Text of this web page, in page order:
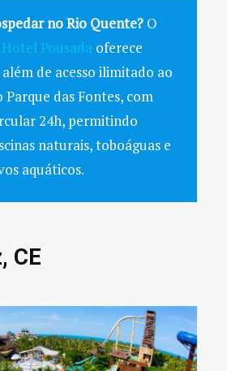
no Rio Quente? O
Pousada oferece
de acesso ilimitado ao
das Fontes, com
24h, permitindo
naturais, toboáguas e
aquáticos.
CE